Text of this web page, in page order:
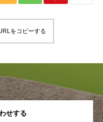
をコピーする
せする